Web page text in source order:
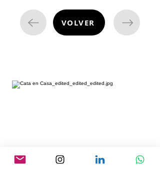
VOLVER
Nuestras degustaciones de vino a
domicilio te permiten descubrir un